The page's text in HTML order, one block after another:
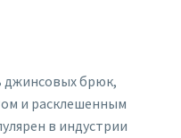
джинсовых брюк,
и расклешенным
в индустрии